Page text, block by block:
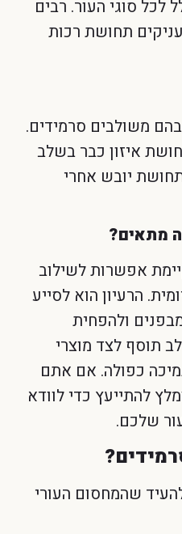
לכל סוגי העור. רבים
תחושת רכות
משולבים סרמידים.
איזון כבר בשלב
יובש אחרי
מתאים?
אפשרות לשילוב
הרעיון הוא לסייע
ולהפחית
תוסף לצד מוצרי
כפולה. אם אתם
להתייעץ כדי לוודא
שלכם.
שהמחסום העורי